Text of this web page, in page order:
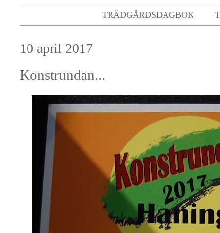
TRÄDGÅRDSDAGBOK
10 april 2017
Konstrundan...